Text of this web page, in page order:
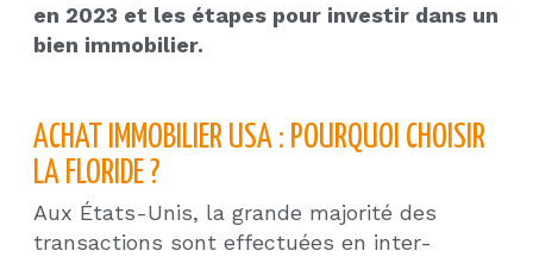
en 2023 et les étapes pour investir dans un
bien immobilier.
ACHAT IMMOBILIER USA : POURQUOI CHOISIR
LA FLORIDE ?
Aux États-Unis, la grande majorité des
transactions sont effectuées en inter-